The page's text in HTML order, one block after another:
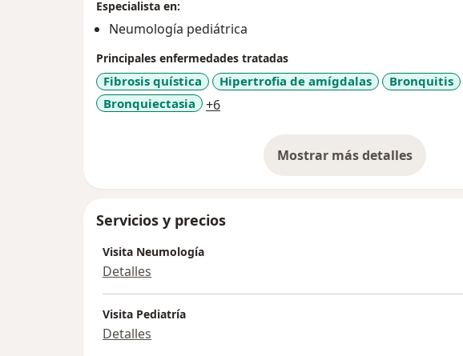
Especialista en:
Neumología pediátrica
Principales enfermedades tratadas
Fibrosis quística Hipertrofia de amígdalas Bronquitis
Bronquiectasia
+6a11y_sr_more_diseases
Mostrar más detalles
sobre la experiencia
Servicios y precios
Visita Neumología
Detalles
Visita Pediatría
Detalles